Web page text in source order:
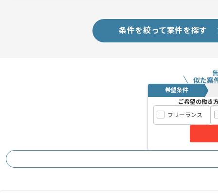
条件を絞って案件を探す
似た案
希望条件
ご希望の働き
フリーランス